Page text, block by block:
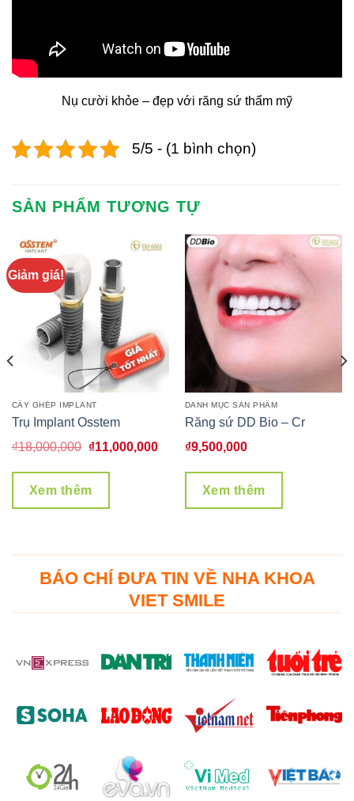
Nụ cười khỏe – đẹp với răng sứ thẩm mỹ
5/5 - (1 bình chọn)
SẢN PHẨM TƯƠNG TỰ
Giảm giá!
CẤY GHÉP IMPLANT
Trụ Implant Osstem
₫18,000,000
Giá
là:
₫18,000,000.
₫11,000,000Giá
Xem thêm
DANH MỤC SẢN PHẨM
Răng sứ DD Bio – Cr
₫9,500,000
Xem thêm
BÁO CHÍ ĐƯA TIN VỀ NHA KHOA
VIET SMILE